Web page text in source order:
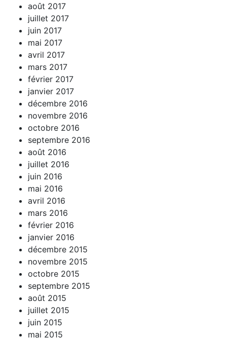
août 2017
juillet 2017
juin 2017
mai 2017
avril 2017
mars 2017
février 2017
janvier 2017
décembre 2016
novembre 2016
octobre 2016
septembre 2016
août 2016
juillet 2016
juin 2016
mai 2016
avril 2016
mars 2016
février 2016
janvier 2016
décembre 2015
novembre 2015
octobre 2015
septembre 2015
août 2015
juillet 2015
juin 2015
mai 2015